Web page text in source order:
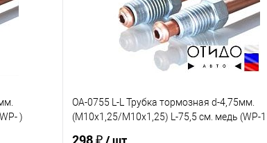
Сравнение
)
OA-0755 L-L Трубка тормозная d-4,75мм.
(М10х1,25/М10х1,25) L-75,5 см. медь (WP-
298 ₽